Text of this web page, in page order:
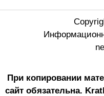
При копировании
сайт обязательна.